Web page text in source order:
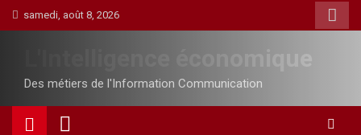
Skip
to
samedi, août 8, 2026
Des métiers de l'Information Communication